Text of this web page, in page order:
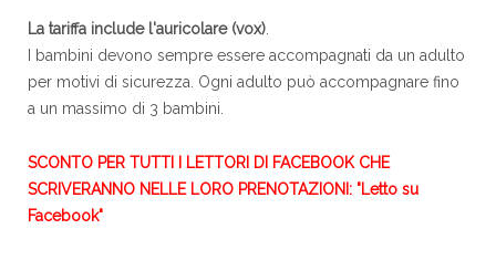
La tariffa include l'auricolare (vox).
I bambini devono sempre essere accompagnati da un adulto
per motivi di sicurezza. Ogni adulto può accompagnare fino
a un massimo di 3 bambini.
SCONTO PER TUTTI I LETTORI DI FACEBOOK CHE
SCRIVERANNO NELLE LORO PRENOTAZIONI: "Letto su
Facebook"